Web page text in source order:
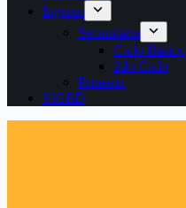
Ingreso
Secundaria
Ciclo Básico
2do Ciclo
Primaria
SIGED